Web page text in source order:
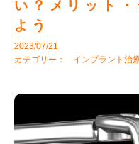
い？メリット
よう
2023/07/21
カテゴリー：
インプラント治